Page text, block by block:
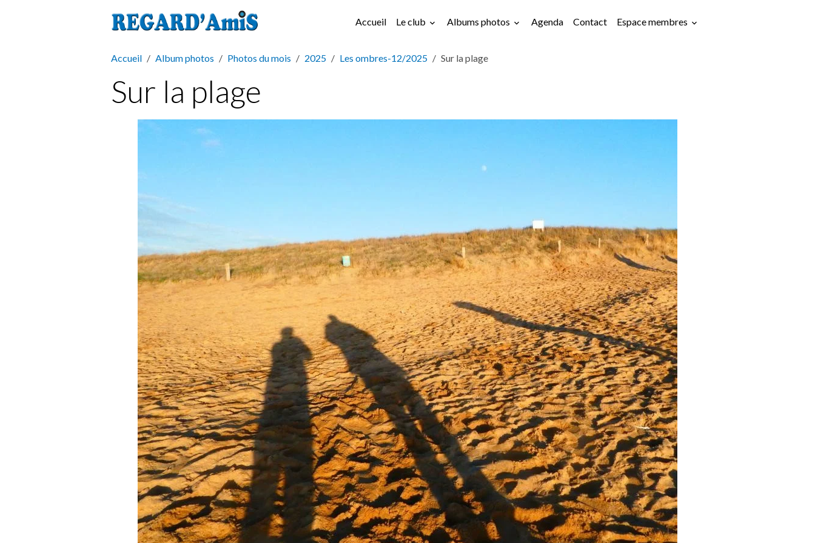
Accueil Le club Albums photos Agenda Contact Espace membres
Accueil Album photos Photos du mois 2025 Les ombres-12/2025 Sur la plage
Sur la plage